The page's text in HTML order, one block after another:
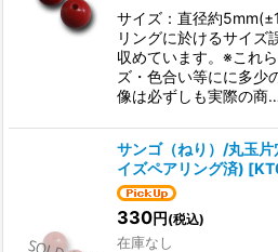
サイズ：直径約
リングに於けるサイズ
収めています。※これ
ズ・色合い等にに多少
像は必ずしも実際の商
サンゴ（ねり）/丸玉
イズペアリング済) [
330円 (税込)
在庫なし